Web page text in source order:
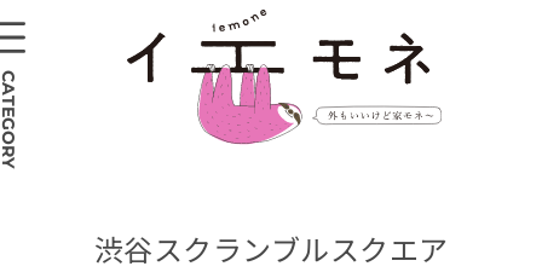
渋谷スクランブルスクエア